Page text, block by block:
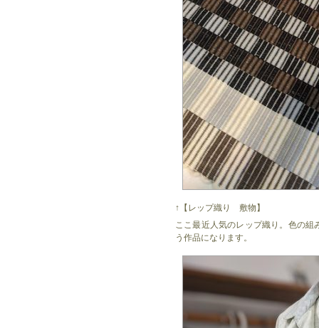
↑【レップ織り 敷物】
ここ最近人気のレップ織り。色の
う作品になります。